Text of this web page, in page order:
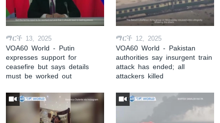
ማርች 13, 2025
VOA60 World - Putin
expresses support for
ceasefire but says details
must be worked out
ማርች 12, 2025
VOA60 World - Pakistan
authorities say insurgent train
attack has ended; all
attackers killed